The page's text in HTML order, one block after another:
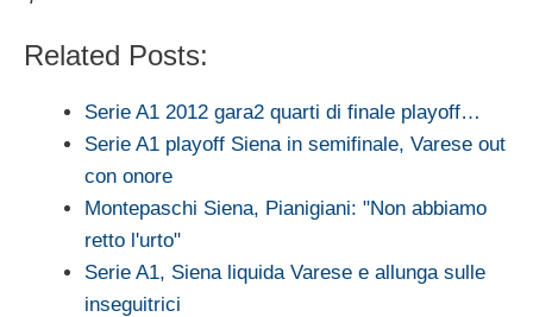
Related Posts:
Serie A1 2012 gara2 quarti di finale playoff…
Serie A1 playoff Siena in semifinale, Varese out
con onore
Montepaschi Siena, Pianigiani: "Non abbiamo
retto l'urto"
Serie A1, Siena liquida Varese e allunga sulle
inseguitrici